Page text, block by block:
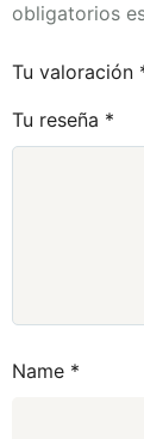
obligatorios
Tu valoración
Tu reseña *
Name *